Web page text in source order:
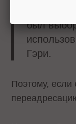
был
Гэри.
Поэтому, если